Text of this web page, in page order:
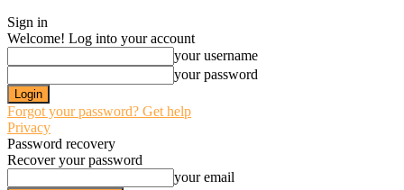
Sign in
Welcome! Log into your account
your username
your password
Forgot your password? Get help
Privacy
Password recovery
Recover your password
your email